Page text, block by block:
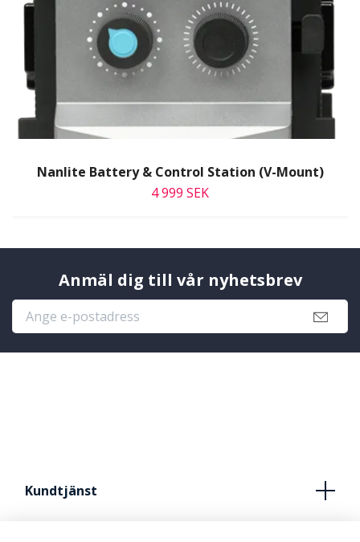
Nanlite Battery & Control Station (V-Mount)
4 999 SEK
Anmäl dig till vår nyhetsbrev
Kundtjänst